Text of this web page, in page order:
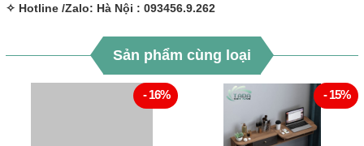
✧ Hotline /Zalo: Hà Nội : 093456.9.262
Sản phẩm cùng loại
- 16% - 15%